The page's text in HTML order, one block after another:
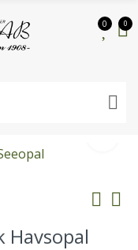
0 0
Havsopal